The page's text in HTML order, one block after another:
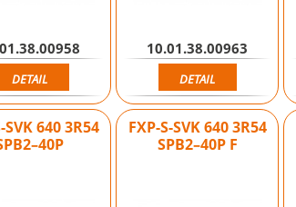
DETAIL
10.01.38.00963
DETAIL
SVK 640 3R54
FXP-S-SVK 640 3R54
SPB2–40P F